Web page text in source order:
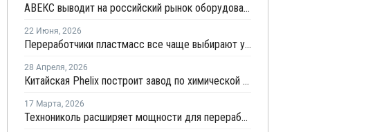
АВЕКС выводит на российский рынок оборудование для рециклинга Avian Machinery
22 Июня, 2026
Переработчики пластмасс все чаще выбирают управляемую вторичную гранулу
28 Апреля, 2026
Китайская Phelix построит завод по химической переработке пластика
17 Марта, 2026
Технониколь расширяет мощности для переработки вторичных пластмасс